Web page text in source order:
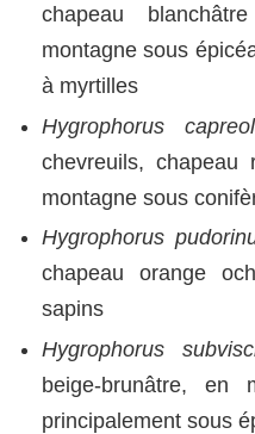
chapeau
montagne sous
à myrtilles
Hygrophorus
chevreuils,
montagne sous
Hygrophorus
chapeau orange
sapins
Hygrophorus
beige-brunâtre, en
principalement sous